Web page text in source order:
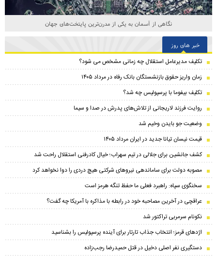
نگاهی از آسمان به یکی از مدرن‌ترین پایتخت‌های جهان
خبر های روز
تکلیف مدیرعامل استقلال چه زمانی مشخص می شود؟
زمان واریز حقوق بازنشستگان بانک رفاه در مرداد ۱۴۰۵
تکلیف بیفوما با پرسپولیس چه شد؟
روایت فرزند لاریجانی از تلاش‌های پدرش در صدا و سیما
وضعیت جو بایدن وخیم شد
قیمت نیسان تیانا جدید در ایران مرداد ۱۴۰۵
کشف جانشین برای جلالی در تیم سهراب؛ خیال کادرفنی استقلال راحت شد
مصوبه دولت برای ساماندهی نیروهای شرکتی هیچ دردی را دوا نخواهد کرد
سخنگوی سپاه: راهبرد فعلی ما حفظ تنگه هرمز است
عراقچی در آخرین مصاحبه خود در رابطه با مذاکره با آمریکا چه گفت؟
نکونام سرمربی تراکتور شد
اژدهای قرمز؛ انتخاب جذاب تارتار برای آینده پرسپولیس را بشناسید
دستگیری نفر اصلی دخیل در قتل حمیدرضا رجب‌زاده